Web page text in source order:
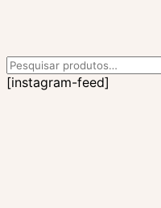
Pesquisar
por:
[instagram-feed]